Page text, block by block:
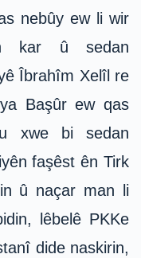
nebûy ew li wir
kar û sedan
Îbrahîm Xelîl re
Başûr ew qas
xwe bi sedan
faşêst ên Tirk
û naçar man li
lêbelê PKKe
dide naskirin,